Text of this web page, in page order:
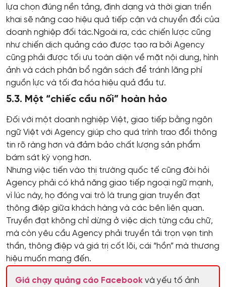
lựa chọn đúng nền tảng, định dạng và thời gian triển
khai sẽ nâng cao hiệu quả tiếp cận và chuyển đổi của
doanh nghiệp đối tác.Ngoài ra, các chiến lược cũng
như chiến dịch quảng cáo được tạo ra bởi Agency
cũng phải được tối ưu toàn diện về mặt nội dung, hình
ảnh và cách phân bổ ngân sách để tránh lãng phí
nguồn lực và tối đa hóa hiệu quả đầu tư.
5.3. Một “chiếc cầu nối” hoàn hảo
Đối với một doanh nghiệp Việt, giao tiếp bằng ngôn
ngữ Việt với Agency giúp cho quá trình trao đổi thông
tin rõ ràng hơn và đảm bảo chất lượng sản phẩm
bám sát kỳ vọng hơn.
Nhưng việc tiến vào thị trường quốc tế cũng đòi hỏi
Agency phải có khả năng giao tiếp ngoại ngữ mạnh,
vì lúc này, họ đóng vai trò là trung gian truyền đạt
thông điệp giữa khách hàng và các bên liên quan.
Truyền đạt không chỉ dừng ở việc dịch từng câu chữ,
mà còn yêu cầu Agency phải truyền tải trọn vẹn tinh
thần, thông điệp và giá trị cốt lõi, cái “hồn” mà thương
hiệu muốn mang đến.
Giá chạy quảng cáo Facebookvà yếu tố ảnh